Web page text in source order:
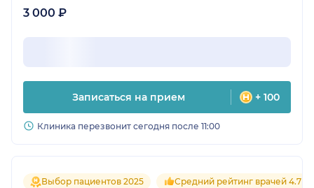
3 000 ₽
Записаться на прием + 100
Клиника перезвонит сегодня после 11:00
Выбор пациентов 2025 Средний рейтинг врачей 4.7